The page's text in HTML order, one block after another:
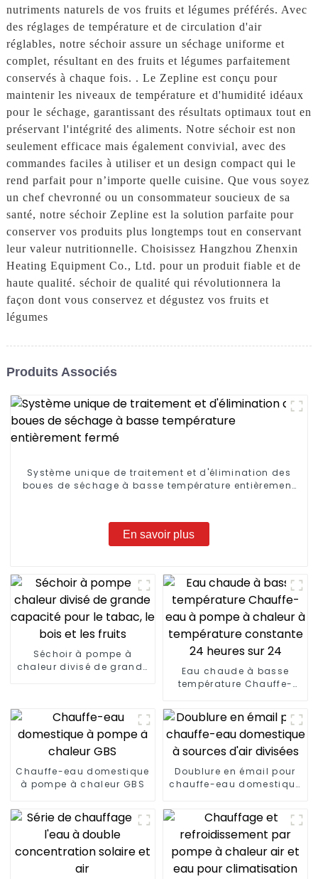
nutriments naturels de vos fruits et légumes préférés. Avec
des réglages de température et de circulation d'air
réglables, notre séchoir assure un séchage uniforme et
complet, résultant en des fruits et légumes parfaitement
conservés à chaque fois. . Le Zepline est conçu pour
maintenir les niveaux de température et d'humidité idéaux
pour le séchage, garantissant des résultats optimaux tout en
préservant l'intégrité des aliments. Notre séchoir est non
seulement efficace mais également convivial, avec des
commandes faciles à utiliser et un design compact qui le
rend parfait pour n’importe quelle cuisine. Que vous soyez
un chef chevronné ou un consommateur soucieux de sa
santé, notre séchoir Zepline est la solution parfaite pour
conserver vos produits plus longtemps tout en conservant
leur valeur nutritionnelle. Choisissez Hangzhou Zhenxin
Heating Equipment Co., Ltd. pour un produit fiable et de
haute qualité. séchoir de qualité qui révolutionnera la
façon dont vous conservez et dégustez vos fruits et
légumes
Produits Associés
Système unique de traitement et d'élimination des
boues de séchage à basse température entièrement
En savoir plus
Séchoir à pompe à
chaleur divisé de grande
Eau chaude à basse
température Chauffe-
température constante
24 heures sur 24
Chauffe-eau domestique
à pompe à chaleur GBS
Doublure en émail pour
chauffe-eau domestique